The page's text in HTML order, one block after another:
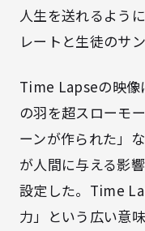
人生を送れるよう
レートと生徒のサ
Time Lapseの映像
の羽を超スローモ
ーンが作られた」
が人間に与える影
設定した。Time
力」という広い意